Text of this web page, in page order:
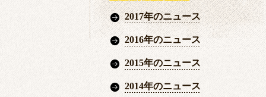
2017年のニュース
2016年のニュース
2015年のニュース
2014年のニュース